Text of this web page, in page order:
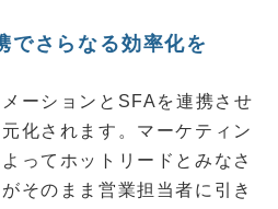
でさらなる効率化を
ーションとSFAを連携させ
化されます。マーケティン
ってホットリードとみなさ
そのまま営業担当者に引き